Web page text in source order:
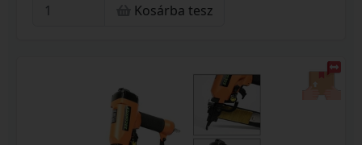
Kosárba tesz